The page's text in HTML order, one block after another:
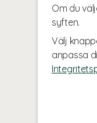
Om du
syften.
Välj
anpassa